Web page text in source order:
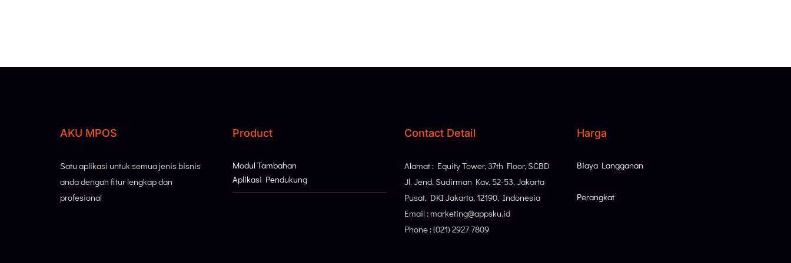
AKU MPOS
Satu aplikasi untuk semua jenis bisnis
anda dengan fitur lengkap dan
profesional
Product
Modul Tambahan
Aplikasi Pendukung
Contact Detail
Alamat : Equity Tower, 37th Floor, SCBD
Jl. Jend. Sudirman Kav. 52-53, Jakarta
Pusat, DKI Jakarta, 12190, Indonesia
Email : marketing@appsku.id
Phone : (021) 2927 7809
Harga
Biaya Langganan
Perangkat